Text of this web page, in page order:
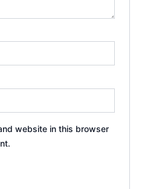
website in this browser